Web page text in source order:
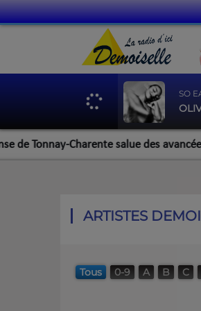
SO
Tonnay-Charente salue des avancées
ARTISTES
Tous 0-9 A B C